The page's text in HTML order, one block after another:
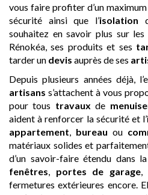
vous faire profiter d’un
sécurité ainsi que l’isolation
souhaitez en savoir plus sur
Rénokéa, ses produits et ses
tarder un devis auprès de ses
Depuis plusieurs années déjà,
artisans s’attachent à vous
pour tous travaux de
aident à renforcer la sécurité et l’
appartement
bureau ou
matériaux solides et
d’un savoir-faire étendu dans
fenêtres
portes de garage
fermetures extérieures encore.